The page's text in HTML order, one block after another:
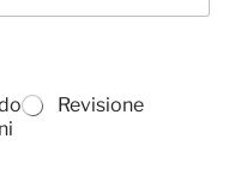
Revisione